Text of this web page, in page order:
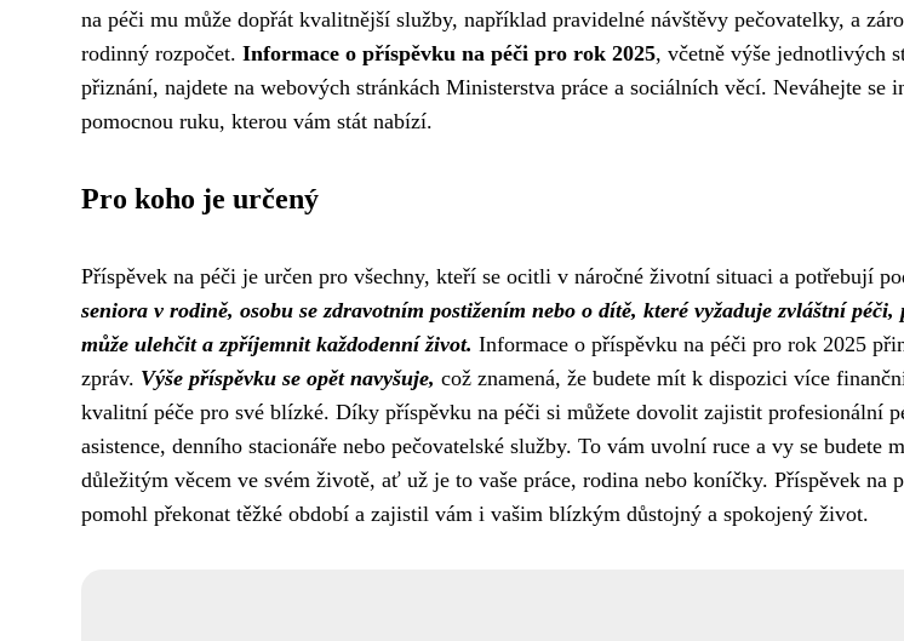
na péči mu může dopřát kvalitnější služby, například pravidelné návštěvy pečovatelky, a
rodinný rozpočet. Informace o příspěvku na péči pro rok 2025, včetně výše jednotlivých
přiznání, najdete na webových stránkách Ministerstva práce a sociálních věcí. Neváhejte se
pomocnou ruku, kterou vám stát nabízí.
Pro koho je určený
Příspěvek na péči je určen pro všechny, kteří se ocitli v náročné životní situaci a potřebují
seniora v rodině, osobu se zdravotním postižením nebo o dítě, které vyžaduje zvláštní péči,
může ulehčit a zpříjemnit každodenní život. Informace o příspěvku na péči pro rok 2025
zpráv. Výše příspěvku se opět navyšuje, což znamená, že budete mít k dispozici více
kvalitní péče pro své blízké. Díky příspěvku na péči si můžete dovolit zajistit profesionální
asistence, denního stacionáře nebo pečovatelské služby. To vám uvolní ruce a vy se budete
důležitým věcem ve svém životě, ať už je to vaše práce, rodina nebo koníčky. Příspěvek na
pomohl překonat těžké období a zajistil vám i vašim blízkým důstojný a spokojený život.